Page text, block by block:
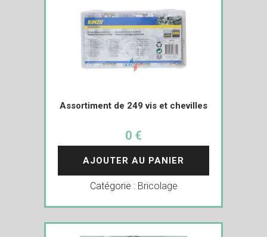
Assortiment de 249 vis et chevilles
0 €
AJOUTER AU PANIER
Catégorie : Bricolage